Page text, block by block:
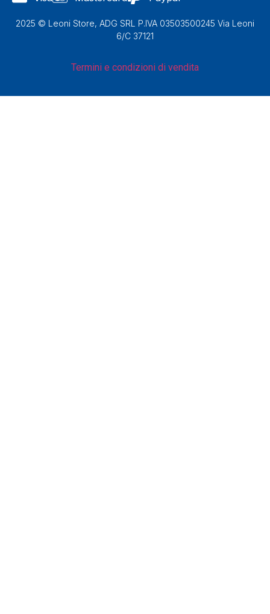
2025 © Leoni Store, ADG SRL P.IVA 03503500245 Via Leoni
6/C 37121
Termini e condizioni di vendita